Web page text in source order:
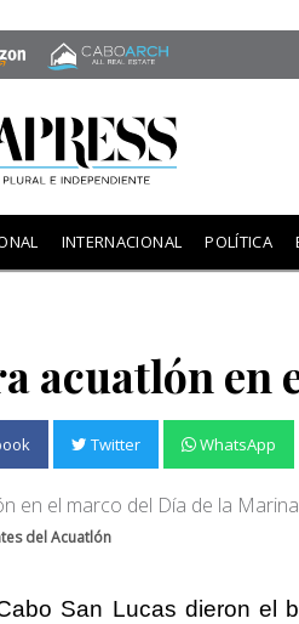
INTERNACIONAL POLÍTICA
acuatlón
Twitter WhatsApp
del Acuatlón
San Lucas dieron el